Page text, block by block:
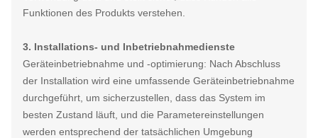
Funktionen des Produkts verstehen.
3. Installations- und Inbetriebnahmedienste
Geräteinbetriebnahme und -optimierung: Nach Abschluss
der Installation wird eine umfassende Geräteinbetriebnahme
durchgeführt, um sicherzustellen, dass das System im
besten Zustand läuft, und die Parametereinstellungen
werden entsprechend der tatsächlichen Umgebung